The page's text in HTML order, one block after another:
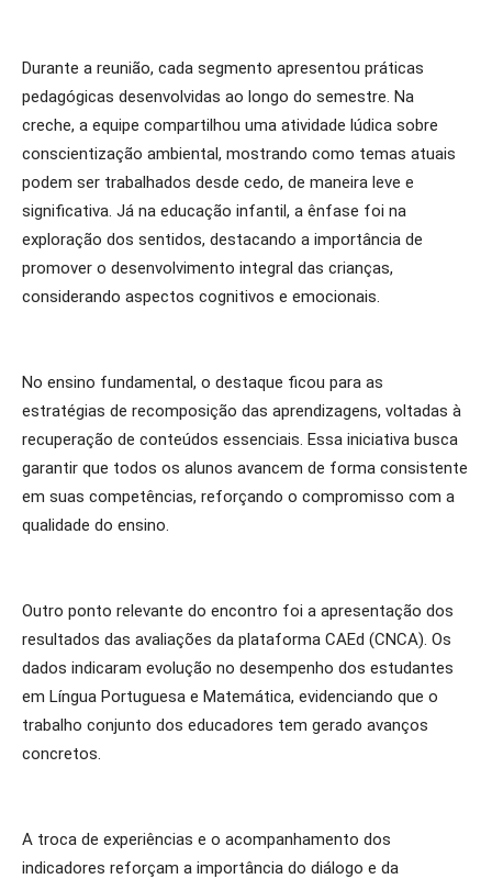
Durante a reunião, cada segmento apresentou práticas
pedagógicas desenvolvidas ao longo do semestre. Na
creche, a equipe compartilhou uma atividade lúdica sobre
conscientização ambiental, mostrando como temas atuais
podem ser trabalhados desde cedo, de maneira leve e
significativa. Já na educação infantil, a ênfase foi na
exploração dos sentidos, destacando a importância de
promover o desenvolvimento integral das crianças,
considerando aspectos cognitivos e emocionais.
No ensino fundamental, o destaque ficou para as
estratégias de recomposição das aprendizagens, voltadas à
recuperação de conteúdos essenciais. Essa iniciativa busca
garantir que todos os alunos avancem de forma consistente
em suas competências, reforçando o compromisso com a
qualidade do ensino.
Outro ponto relevante do encontro foi a apresentação dos
resultados das avaliações da plataforma CAEd (CNCA). Os
dados indicaram evolução no desempenho dos estudantes
em Língua Portuguesa e Matemática, evidenciando que o
trabalho conjunto dos educadores tem gerado avanços
concretos.
A troca de experiências e o acompanhamento dos
indicadores reforçam a importância do diálogo e da